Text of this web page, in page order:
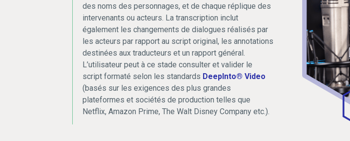
des noms des personnages, et de chaque réplique des
intervenants ou acteurs. La transcription inclut
également les changements de dialogues réalisés par
les acteurs par rapport au script original, les annotations
destinées aux traducteurs et un rapport général.
L’utilisateur peut à ce stade consulter et valider le
script formaté selon les standards DeepInto® Video
(basés sur les exigences des plus grandes
plateformes et sociétés de production telles que
Netflix, Amazon Prime, The Walt Disney Company etc.).